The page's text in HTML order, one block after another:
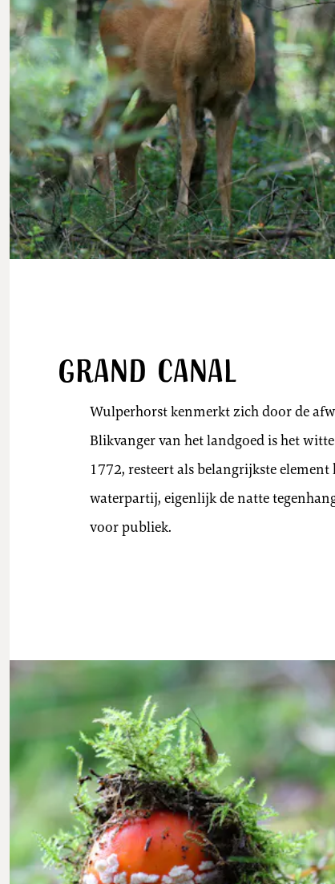
Grand canal
Wulperhorst kenmerkt zich door de
Blikvanger van het landgoed is het
1772, resteert als belangrijkste element
waterpartij, eigenlijk de natte
voor publiek.